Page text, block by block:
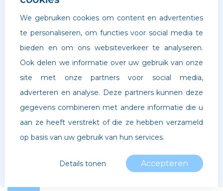
©Archipel Scholen. Website doorBoldr Digital Agency
Privacybeleid
We gebruiken cookies om content en advertenties
te personaliseren, om functies voor social media te
bieden en om ons websiteverkeer te analyseren.
Ook delen we informatie over uw gebruik van onze
site met onze partners voor social media,
adverteren en analyse. Deze partners kunnen deze
gegevens combineren met andere informatie die u
aan ze heeft verstrekt of die ze hebben verzameld
op basis van uw gebruik van hun services.
Details tonen Accepteren
Noodzakelijk